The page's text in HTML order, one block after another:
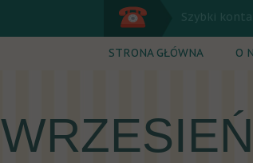
STRONA GŁÓWNA O
Szybki